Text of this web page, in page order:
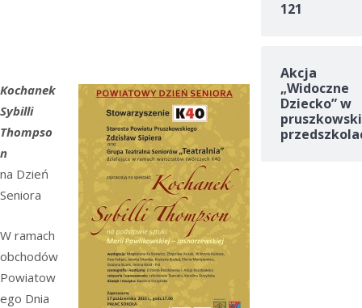
Kochanek
Sybilli
Thompso
n
na Dzień
Seniora
W ramach
obchodów
Powiatow
ego Dnia
121
Akcja
„Widoczne
Dziecko” w